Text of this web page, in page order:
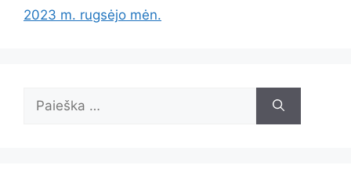
2023 m. rugsėjo mėn.
Ieškoti: